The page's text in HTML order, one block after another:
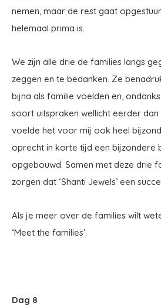
nemen, maar de rest gaat
helemaal prima is.
We zijn alle drie de families langs
zeggen en te bedanken. Ze
bijna als familie voelden en,
soort uitspraken wellicht eerder dan
voelde het voor mij ook heel
oprecht in korte tijd een bijzondere
opgebouwd. Samen met deze drie
zorgen dat ‘Shanti Jewels’ een
Als je meer over de families wilt
‘Meet the families’.
Dag 8